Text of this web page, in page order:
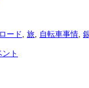
ード, 旅, 自転車事情,
ト